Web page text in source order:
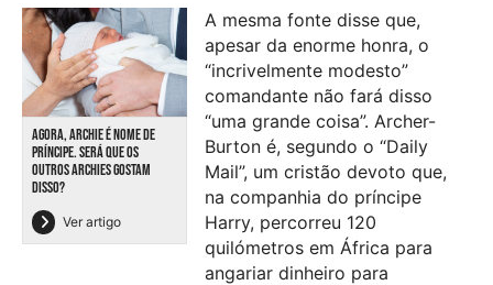
AGORA, ARCHIE É NOME DE
PRÍNCIPE. SERÁ QUE OS
OUTROS ARCHIES GOSTAM
DISSO?
Ver artigo
A mesma fonte disse que,
apesar da enorme honra, o
“incrivelmente modesto”
comandante não fará disso
“uma grande coisa”. Archer-
Burton é, segundo o “Daily
Mail”, um cristão devoto que,
na companhia do príncipe
Harry, percorreu 120
quilómetros em África para
angariar dinheiro para